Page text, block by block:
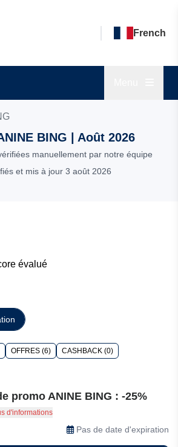
French
BING | Août 2026
manuellement par notre équipe
et mis à jour 3 août 2026
évalué
OFFRES (6) CASHBACK (0)
promo ANINE BING : -25%
jusqu’à 25% de réduction sur une
d’articles grâce au code suivant
Plus d'informations
Pas de date d'expiration